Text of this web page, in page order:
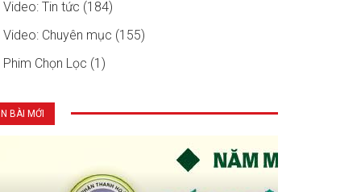
Video: Tin tức (184)
Video: Chuyên mục (155)
Phim Chọn Lọc (1)
BÀI MỚI